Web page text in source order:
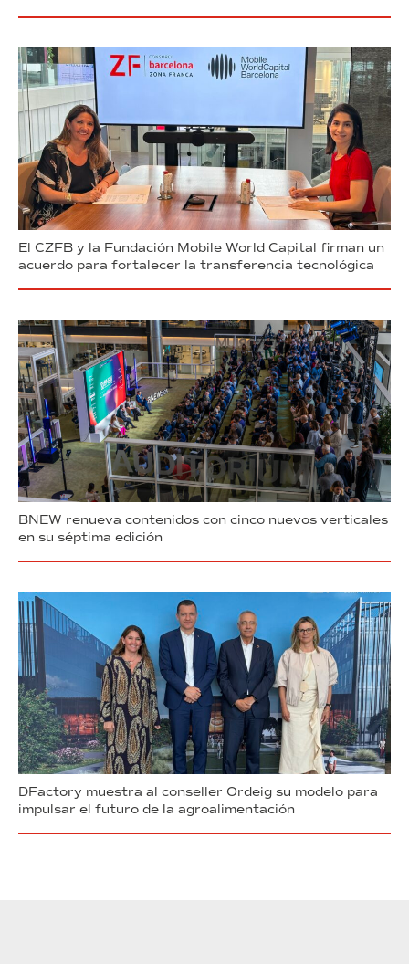
El CZFB y la Fundación Mobile World Capital firman un
acuerdo para fortalecer la transferencia tecnológica
BNEW renueva contenidos con cinco nuevos verticales
en su séptima edición
DFactory muestra al conseller Ordeig su modelo para
impulsar el futuro de la agroalimentación